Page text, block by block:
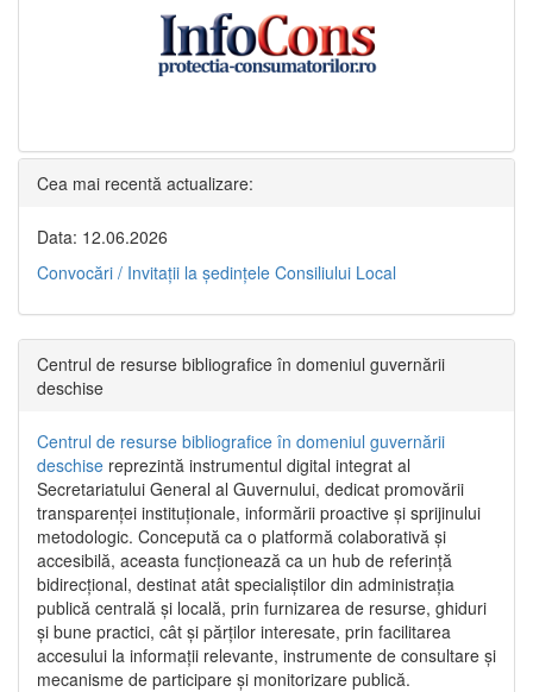
Cea mai recentă actualizare:
Data: 12.06.2026
Convocări / Invitaţii la şedinţele Consiliului Local
Centrul de resurse bibliografice în domeniul guvernării
deschise
Centrul de resurse bibliografice în domeniul guvernării
deschise reprezintă instrumentul digital integrat al
Secretariatului General al Guvernului, dedicat promovării
transparenței instituționale, informării proactive și sprijinului
metodologic. Concepută ca o platformă colaborativă și
accesibilă, aceasta funcționează ca un hub de referință
bidirecțional, destinat atât specialiștilor din administrația
publică centrală și locală, prin furnizarea de resurse, ghiduri
și bune practici, cât și părților interesate, prin facilitarea
accesului la informații relevante, instrumente de consultare și
mecanisme de participare și monitorizare publică.